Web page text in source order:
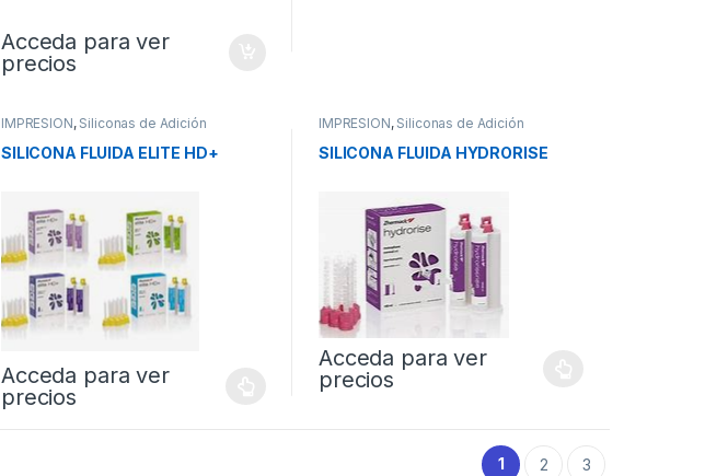
Acceda para ver
precios
IMPRESION, Siliconas de Adición
SILICONA FLUIDA ELITE HD+
Acceda para ver
precios
IMPRESION, Siliconas de Adición
SILICONA FLUIDA HYDRORISE
Acceda para ver
precios
1 2 3